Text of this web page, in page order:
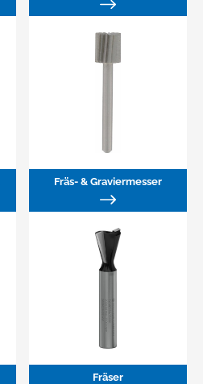
Fräs- & Graviermesser
Fräser